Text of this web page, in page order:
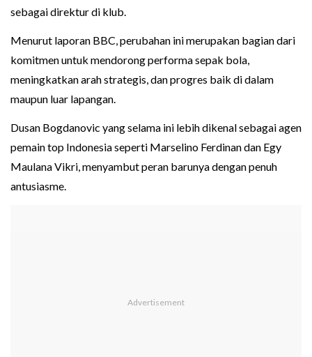
sebagai direktur di klub.
Menurut laporan BBC, perubahan ini merupakan bagian dari
komitmen untuk mendorong performa sepak bola,
meningkatkan arah strategis, dan progres baik di dalam
maupun luar lapangan.
Dusan Bogdanovic yang selama ini lebih dikenal sebagai agen
pemain top Indonesia seperti Marselino Ferdinan dan Egy
Maulana Vikri, menyambut peran barunya dengan penuh
antusiasme.